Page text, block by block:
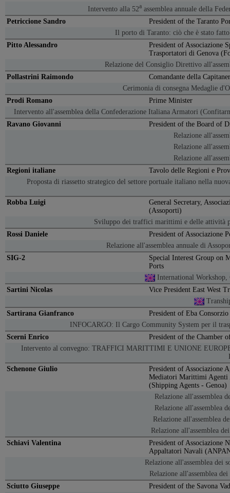
Intervento alla 52a assemblea annuale della
Petriccione Sandro
President of the Taranto
Il porto di Taranto: ciò che è stato
Pitto Alessandro
President of Associazione
Trasportatori di Genova
Relazione del Consiglio Direttivo
Pollastrini Raimondo
Comandante della
Cerimonia di consegna Medaglie
Prodi Romano
Prime Minister
Intervento all'assemblea della Confederazione Italiana Armatori
Ravano Giovanni
President of the Board of
Relazione
Relazione
Relazione
Regioni italiane
Tavolo delle Regioni e
Proposta di riassetto strategico del settore portuale italiano nella
Robba Luigi
General Secretary,
(Assoporti)
Sviluppo dei traffici marittimi e delle attività
Rossi Daniele
President of Associazione
Relazione all'assemblea annuale di
SIG-2
Special Interest Group on
Ports
International Workshop,
Sartini Nicolas
Vice President East West
Sartirana Gianfranco
President of Eba Consorzio
INFOCARGO: Il Cargo Community System per il
Scerni Enrico
President of the Chamber
Intervento al convegno: TRAFFICI MARITTIMI E UNIONE
Schenone Giulio
President of Associazione
Mediatori Marittimi Agenti
(Shipping Agents - Genoa)
Relazione all'assemblea
Relazione all'assemblea
Relazione all'assemblea
Relazione all'assemblea
Schiavi Valentina
President of Associazione
Appaltatori Navali
Relazione all'assemblea dei
Relazione all'assemblea
Sciutto Giuseppe
President of the Savona